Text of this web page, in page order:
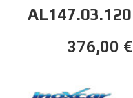
AL147.03.120
376,00 €